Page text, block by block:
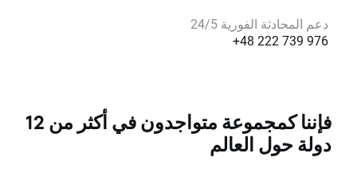
دعم المحادثة الفورية 24/5
+48 222 739 976
فإننا كمجموعة متواجدون في أكثر من 12
دولة حول العالم